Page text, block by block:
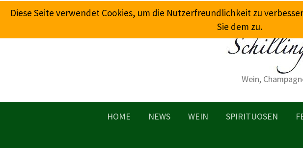
Springe
zum
Wein,
HOME NEWS WEIN SPIRITUOSEN
Diese Seite verwendet Cookies, um die Nutzerfreundlichkeit zu
Sie dem zu.